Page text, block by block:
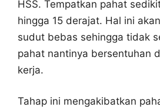
HSS. Tempatkan pahat
hingga 15 derajat. Hal ini
sudut bebas sehingga tidak
pahat nantinya bersentuhan
kerja.
Tahap ini mengakibatkan